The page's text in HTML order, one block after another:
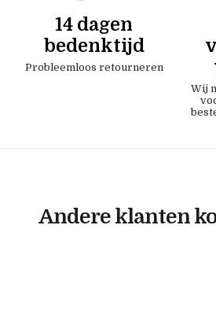
14 dagen
bedenktijd
Probleemloos retourneren
Wij
Andere klanten